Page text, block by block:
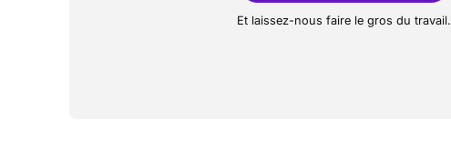
Et laissez-nous faire le gros du travail.